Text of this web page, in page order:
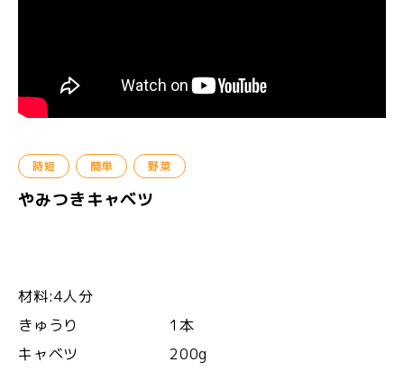
時短 簡単 野菜
やみつきキャベツ
材料:4人分
きゅうり 1本
キャベツ 200g